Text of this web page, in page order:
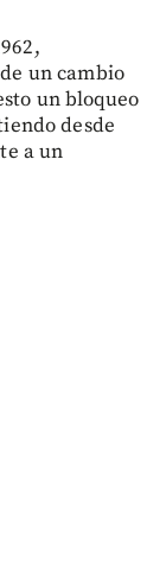
un cambio
un bloqueo
desde
a un